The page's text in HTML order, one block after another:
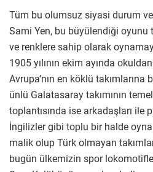
Tüm bu olumsuz siyasi durum
Sami Yen, bu büyülendiği oyunu
ve renklere sahip olarak
1905 yılının ekim ayında
Avrupa’nın en köklü
ünlü Galatasaray takımının
toplantısında ise arkadaşları ile
İngilizler gibi toplu bir halde
malik olup Türk olmayan
bugün ülkemizin spor